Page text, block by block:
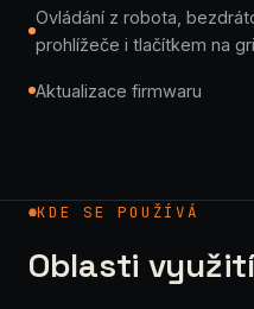
Ovládání z robota,
prohlížeče i tlačítkem na
Aktualizace firmwaru
KDE SE POUŽÍVÁ
Oblasti využití